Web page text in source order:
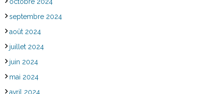
septembre 2024
août 2024
juillet 2024
juin 2024
mai 2024
avril 2024